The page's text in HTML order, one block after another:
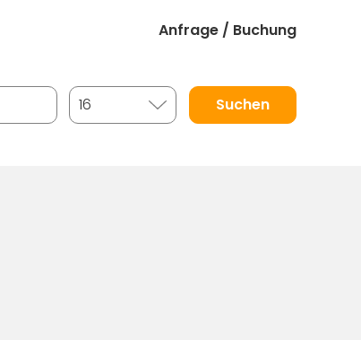
Anfrage / Buchung